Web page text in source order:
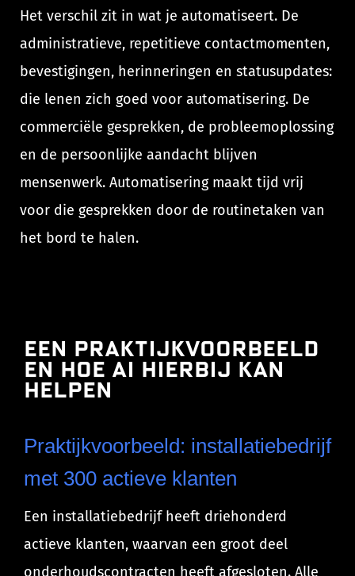
Het verschil zit in wat je automatiseert. De
administratieve, repetitieve contactmomenten,
bevestigingen, herinneringen en statusupdates:
die lenen zich goed voor automatisering. De
commerciële gesprekken, de probleemoplossing
en de persoonlijke aandacht blijven
mensenwerk. Automatisering maakt tijd vrij
voor die gesprekken door de routinetaken van
het bord te halen.
Een praktijkvoorbeeld
en hoe AI hierbij kan
helpen
Praktijkvoorbeeld: installatiebedrijf
met 300 actieve klanten
Een installatiebedrijf heeft driehonderd
actieve klanten, waarvan een groot deel
onderhoudscontracten heeft afgesloten. Alle